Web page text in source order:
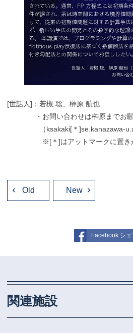
[世話人]：若槻 聡、榊原 航也
・お問い合わせは榊原までお願
（ksakaki[＊]se.kanazawa-
※[＊]はアットマークに置きか
投
Old New
Facebook シェ
関連施設